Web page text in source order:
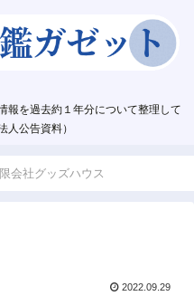
報を過去約１年分について整理して
人公告資料）
会社グッズハウス
2022.09.29